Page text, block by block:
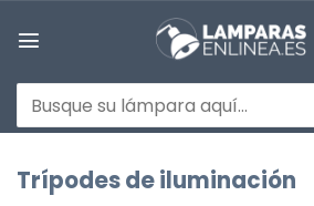
Buscar
por:
Trípodes de iluminación